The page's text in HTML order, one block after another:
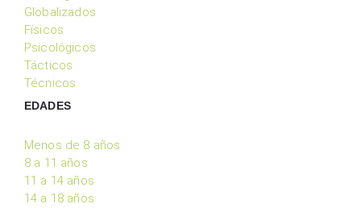
Globalizados
Físicos
Psicológicos
Tácticos
Técnicos
EDADES
Menos de 8 años
8 a 11 años
11 a 14 años
14 a 18 años